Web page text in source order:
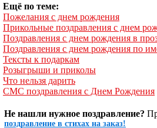
Ещё по теме:
Пожелания с днем рождения
Прикольные поздравления с днем
Поздравления с днем рождения в
Поздравления с днем рождения по
Тексты к подаркам
Розыгрыши и приколы
Что нельзя дарить
СМС поздравления с Днем Рождения
Не нашли нужное поздравление?
поздравление в стихах на заказ!